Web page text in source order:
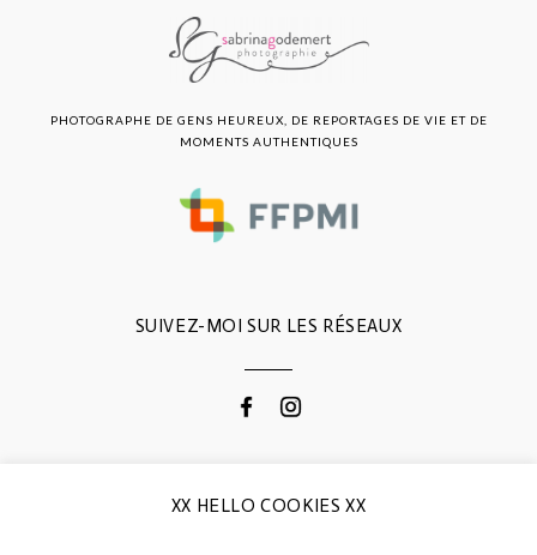
SUIVEZ-MOI SUR LES RÉSEAUX
PHOTOGRAPHE DE GENS HEUREUX, DE REPORTAGES DE VIE ET DE
MOMENTS AUTHENTIQUES
CONTACTEZ-MOI
XX HELLO COOKIES XX